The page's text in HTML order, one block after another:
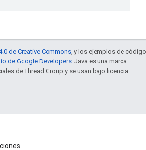
de Creative Commons, y los ejemplos de código
de Google Developers. Java es una marca
de Thread Group y se usan bajo licencia.